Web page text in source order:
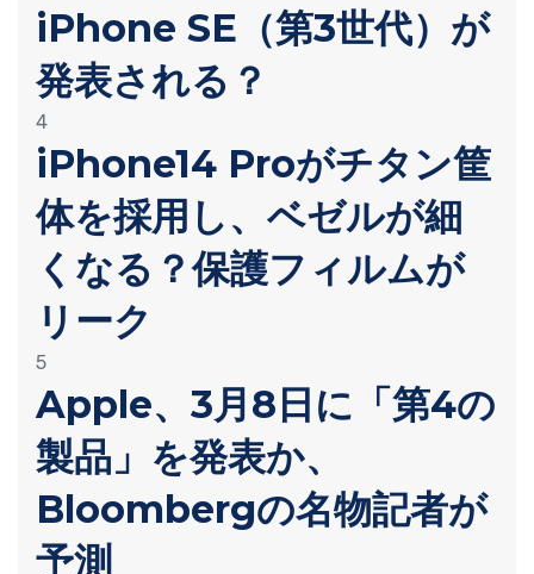
iPhone SE（第3世代）が
発表される？
4
iPhone14 Proがチタン筐
体を採用し、ベゼルが細
くなる？保護フィルムが
リーク
5
Apple、3月8日に「第4の
製品」を発表か、
Bloombergの名物記者が
予測